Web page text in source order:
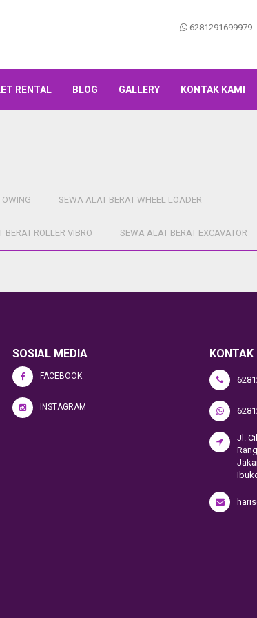
6281291699979
RENTAL BLOG GALLERY KONTAK KAMI
SEWA ALAT BERAT WHEEL LOADER
BERAT ROLLER VIBRO SEWA ALAT BERAT EXCAVATOR
SOSIAL MEDIA
FACEBOOK
INSTAGRAM
KONTAK
Jl.